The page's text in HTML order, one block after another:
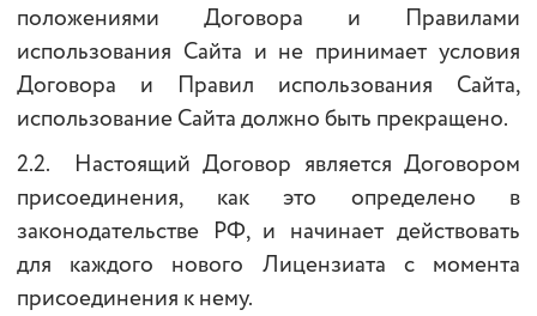
положениями Договора и Правилами
использования Сайта и не принимает условия
Договора и Правил использования Сайта,
использование Сайта должно быть прекращено.
2.2. Настоящий Договор является Договором
присоединения, как это определено в
законодательстве РФ, и начинает действовать
для каждого нового Лицензиата с момента
присоединения к нему.